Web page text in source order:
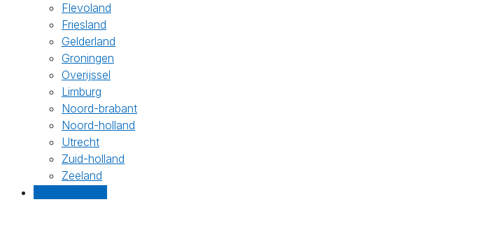
Flevoland
Friesland
Gelderland
Groningen
Overijssel
Limburg
Noord-brabant
Noord-holland
Utrecht
Zuid-holland
Zeeland